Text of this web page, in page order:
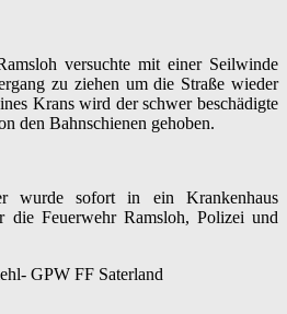
versuchte mit einer Seilwinde
zu ziehen um die Straße wieder
Krans wird der schwer beschädigte
den Bahnschienen gehoben.
wurde sofort in ein Krankenhaus
die Feuerwehr Ramsloh, Polizei und
GPW FF Saterland